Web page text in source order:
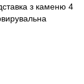
з каменю 4